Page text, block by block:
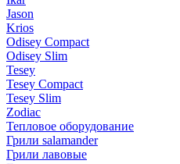
Jason
Krios
Odisey Compact
Odisey Slim
Tesey
Tesey Compact
Tesey Slim
Zodiac
Тепловое оборудование
Грили salamander
Грили лавовые